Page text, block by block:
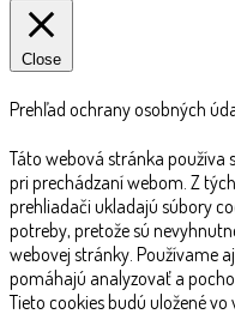
Close
Prehľad ochrany osobných
Táto webová stránka používa
pri prechádzaní webom. Z
prehliadači ukladajú súbory
potreby, pretože sú
webovej stránky. Používame
pomáhajú analyzovať a
Tieto cookies budú uložené